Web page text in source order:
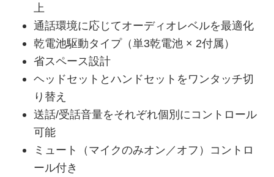
上
通話環境に応じてオーディオレベルを最適化
乾電池駆動タイプ（単3乾電池 × 2付属）
省スペース設計
ヘッドセットとハンドセットをワンタッチ切
り替え
送話/受話音量をそれぞれ個別にコントロール
可能
ミュート（マイクのみオン／オフ）コントロ
ール付き